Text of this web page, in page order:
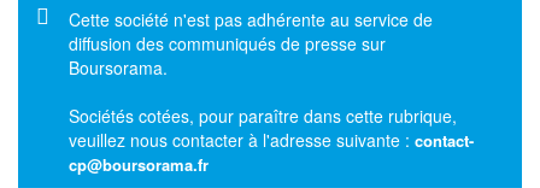
Message d'information
Cette société n'est pas adhérente au service de
diffusion des communiqués de presse sur
Boursorama.
Sociétés cotées, pour paraître dans cette rubrique,
veuillez nous contacter à l'adresse suivante : contact-
cp@boursorama.fr